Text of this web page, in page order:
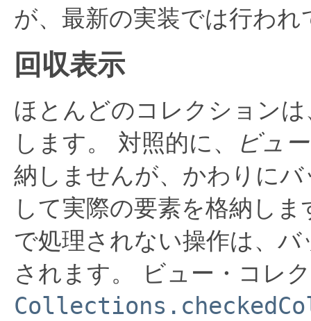
が、最新の実装では行わ
回収表示
ほとんどのコレクション
します。
対照的に、
ビュ
納しませんが、かわりに
して実際の要素を格納しま
で処理されない操作は、
されます。
ビュー・コレ